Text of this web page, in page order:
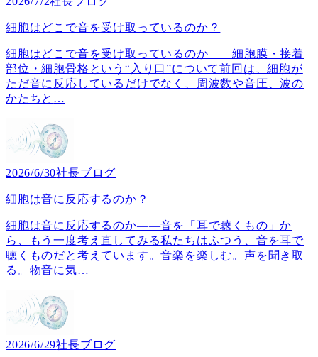
細胞はどこで音を受け取っているのか？
細胞はどこで音を受け取っているのか――細胞膜・接着
部位・細胞骨格という“入り口”について前回は、細胞が
ただ音に反応しているだけでなく、周波数や音圧、波の
かたちと …
2026/6/30社長ブログ
細胞は音に反応するのか？
細胞は音に反応するのか――音を「耳で聴くもの」か
ら、もう一度考え直してみる私たちはふつう、音を耳で
聴くものだと考えています。音楽を楽しむ。声を聞き取
る。物音に気…
2026/6/29社長ブログ